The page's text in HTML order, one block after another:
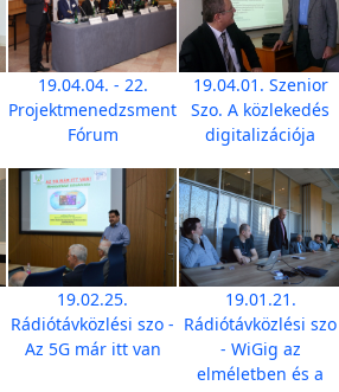
19.04.04. - 22.
Projektmenedzsment
Fórum
19.04.01. Szenior
Szo. A közlekedés
digitalizációja
19.02.25.
Rádiótávközlési szo -
Az 5G már itt van
19.01.21.
Rádiótávközlési szo
- WiGig az
elméletben és a